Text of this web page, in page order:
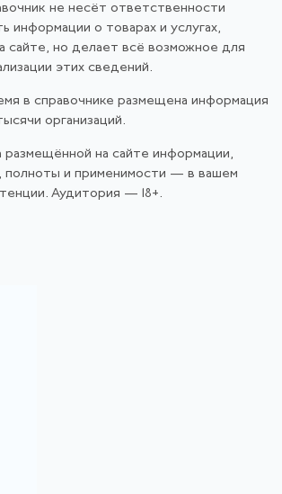
не несёт ответственности
информации о товарах и услугах,
сайте, но делает всё возможное для
этих сведений.
в справочнике размещена информация
организаций.
размещённой на сайте информации,
полноты и применимости — в вашем
Аудитория — 18+.